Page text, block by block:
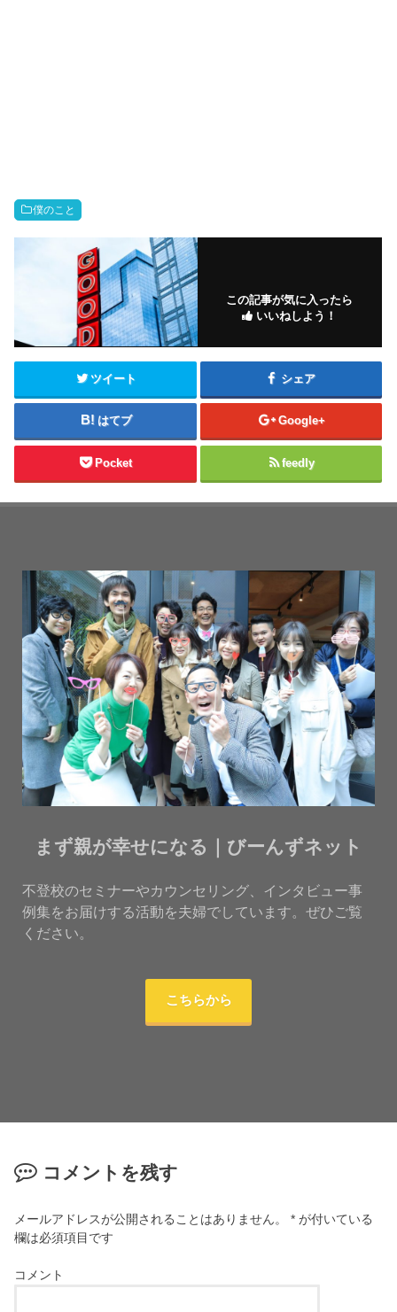
僕のこと
この記事が気に入ったら
いいねしよう！
ツイート シェア
はてブ Google+
Pocket feedly
まず親が幸せになる｜びーんずネット
不登校のセミナーやカウンセリング、インタビュー事
例集をお届けする活動を夫婦でしています。ぜひご覧
ください。
こちらから
コメントを残す
メールアドレスが公開されることはありません。 * が付いている
欄は必須項目です
コメント